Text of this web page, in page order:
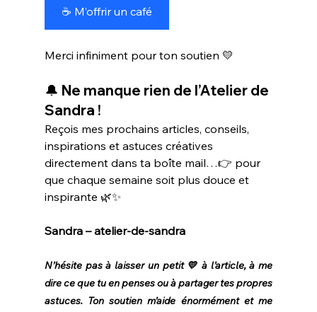
☕ M’offrir un café
Merci infiniment pour ton soutien 💛
🔔 Ne manque rien de l’Atelier de
Sandra !
Reçois mes prochains articles, conseils,
inspirations et astuces créatives
directement dans ta boîte mail…👉 pour
que chaque semaine soit plus douce et
inspirante 🌿✨
Sandra – atelier-de-sandra
N’hésite pas à laisser un petit 💛 à l’article, à me
dire ce que tu en penses ou à partager tes propres
astuces. Ton soutien m’aide énormément et me